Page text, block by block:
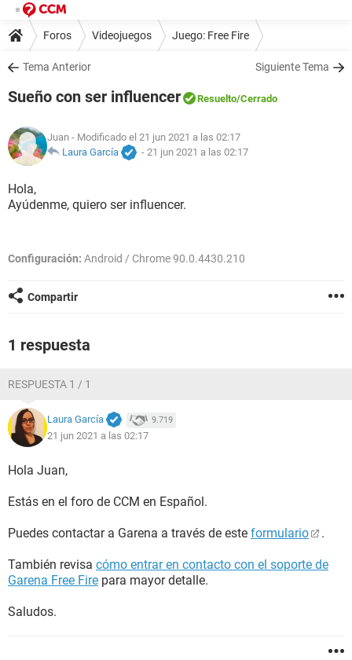
Foros Videojuegos Juego: Free Fire
Tema Anterior Siguiente Tema
Sueño con ser influencer Resuelto/Cerrado
Juan - Modificado el 21 jun 2021 a las 02:17
Laura García
- 21 jun 2021 a las 02:17
Hola,
Ayúdenme, quiero ser influencer.
Configuración: Android / Chrome 90.0.4430.210
Compartir
1 respuesta
RESPUESTA 1 / 1
Laura García 9.719
21 jun 2021 a las 02:17
Hola Juan,
Estás en el foro de CCM en Español.
Puedes contactar a Garena a través de este formulario .
También revisa cómo entrar en contacto con el soporte de
Garena Free Fire para mayor detalle.
Saludos.